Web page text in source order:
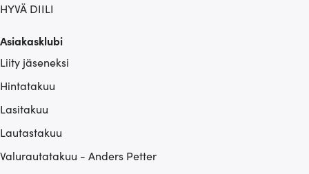
HYVÄ DIILI
Asiakasklubi
Liity jäseneksi
Hintatakuu
Lasitakuu
Lautastakuu
Valurautatakuu - Anders Petter